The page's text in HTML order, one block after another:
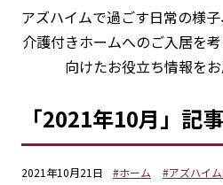
アズハイムで過ごす日常の様子
介護付きホームへのご入居を
向けたお役立ち情報をお
「2021年10月」記
2021年10月21日 #ホーム #アズハイ